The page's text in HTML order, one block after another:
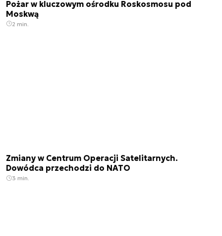
Pożar w kluczowym ośrodku Roskosmosu pod
Moskwą
2 min.
Zmiany w Centrum Operacji Satelitarnych.
Dowódca przechodzi do NATO
3 min.